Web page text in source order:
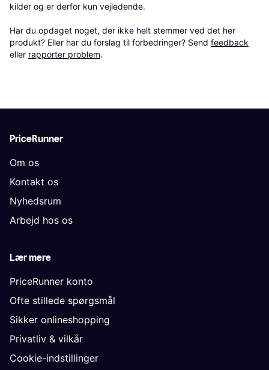
kilder og er derfor kun vejledende.
Har du opdaget noget, der ikke helt stemmer ved det her
produkt? Eller har du forslag til forbedringer? Send feedback
eller rapporter problem.
PriceRunner
Om os
Kontakt os
Nyhedsrum
Arbejd hos os
Lær mere
PriceRunner konto
Ofte stillede spørgsmål
Sikker onlineshopping
Privatliv & vilkår
Cookie-indstillinger